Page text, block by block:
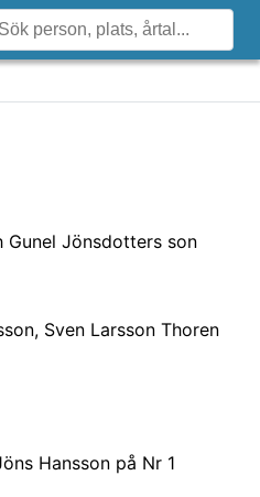
Gunel Jönsdotters son
Sven Larsson Thoren
Hansson på Nr 1